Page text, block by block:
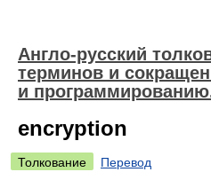
Англо-русский
терминов и
и
encryption
Толкование
Перевод